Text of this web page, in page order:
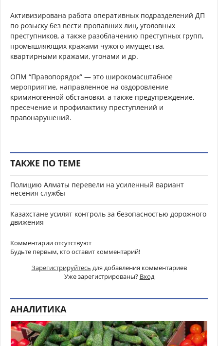
Активизирована работа оперативных подразделений ДП
по розыску без вести пропавших лиц, уголовных
преступников, а также разоблачению преступных групп,
промышляющих кражами чужого имущества,
квартирными кражами, угонами и др.
ОПМ “Правопорядок” — это широкомасштабное
мероприятие, направленное на оздоровление
криминогенной обстановки, а также предупреждение,
пресечение и профилактику преступлений и
правонарушений.
ТАКЖЕ ПО ТЕМЕ
Полицию Алматы перевели на усиленный вариант
несения службы
Казахстане усилят контроль за безопасностью дорожного
движения
Комментарии отсутствуют
Будьте первым, кто оставит комментарий!
Зарегистрируйтесь для добавления комментариев
Уже зарегистрированы? Вход
АНАЛИТИКА